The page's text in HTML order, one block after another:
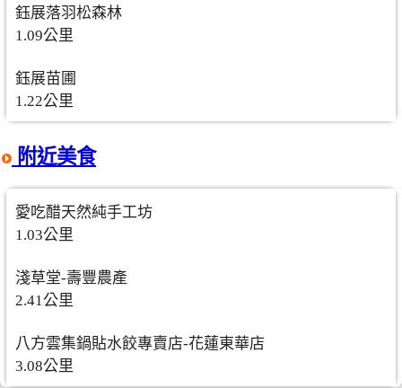
鈺展落羽松森林
1.09公里
鈺展苗圃
1.22公里
附近美食
愛吃醋天然純手工坊
1.03公里
淺草堂-壽豐農產
2.41公里
八方雲集鍋貼水餃專賣店-花蓮東華店
3.08公里